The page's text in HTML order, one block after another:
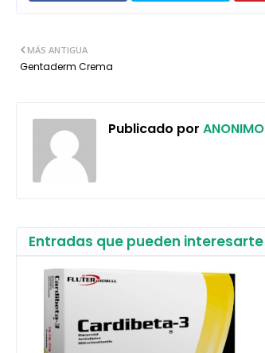
MÁS ANTIGUA
Gentaderm Crema
Publicado por ANONIMO
Entradas que pueden interesarte